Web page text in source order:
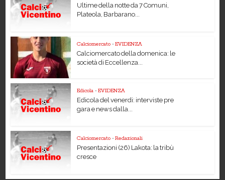
Ultime della notte da 7 Comuni,
Plateola, Barbarano...
Calciomercato • EVIDENZA
Calciomercato della domenica: le
società di Eccellenza...
Edicola • EVIDENZA
Edicola del venerdi: interviste pre
gara e news dalla...
Calciomercato • Redazionali
Presentazioni (26) Lakota: la tribù
cresce